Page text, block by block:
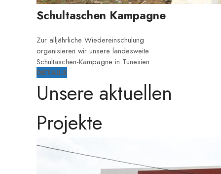
Schultaschen Kampagne
Zur alljährliche Wiedereinschulung
organisieren wir unsere landesweite
Schultaschen-Kampagne in Tunesien.
DETAILS
Unsere aktuellen
Projekte